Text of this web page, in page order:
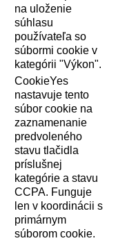
na uloženie
súhlasu
používateľa so
súbormi cookie v
kategórii "Výkon".
CookieYes
nastavuje tento
súbor cookie na
zaznamenanie
predvoleného
stavu tlačidla
príslušnej
kategórie a stavu
CCPA. Funguje
len v koordinácii s
primárnym
súborom cookie.